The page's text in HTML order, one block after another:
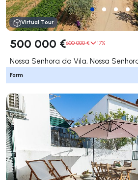
Virtual Tour
500 000 €600 000 € 17%
Farm